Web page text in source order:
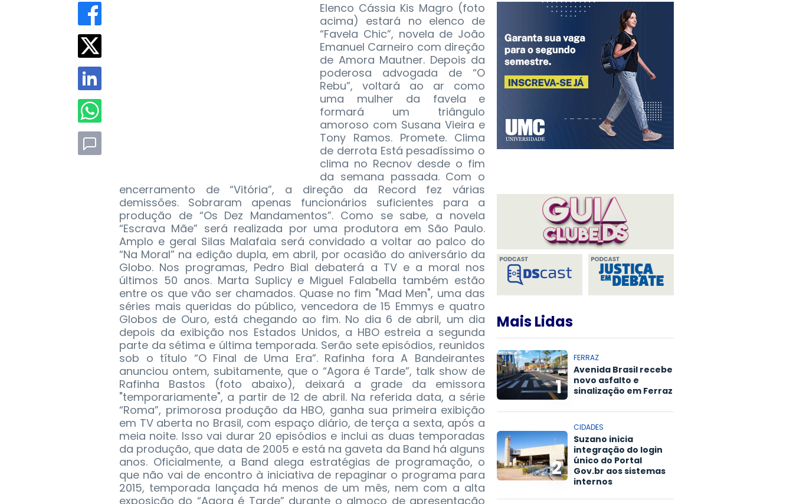
Elenco Cássia Kis Magro (foto
acima) estará no elenco de
“Favela Chic”, novela de João
Emanuel Carneiro com direção
de Amora Mautner. Depois da
poderosa advogada de “O
Rebu”, voltará ao ar como
uma mulher da favela e
formará um triângulo
amoroso com Susana Vieira e
Tony Ramos. Promete. Clima
de derrota Está pesadíssimo o
clima no Recnov desde o fim
da semana passada. Com o
encerramento de “Vitória”, a direção da Record fez várias
demissões. Sobraram apenas funcionários suficientes para a
produção de “Os Dez Mandamentos”. Como se sabe, a novela
“Escrava Mãe” será realizada por uma produtora em São Paulo.
Amplo e geral Silas Malafaia será convidado a voltar ao palco do
“Na Moral” na edição dupla, em abril, por ocasião do aniversário da
Globo. Nos programas, Pedro Bial debaterá a TV e a moral nos
últimos 50 anos. Marta Suplicy e Miguel Falabella também estão
entre os que vão ser chamados. Quase no fim "Mad Men", uma das
séries mais queridas do público, vencedora de 15 Emmys e quatro
Globos de Ouro, está chegando ao fim. No dia 6 de abril, um dia
depois da exibição nos Estados Unidos, a HBO estreia a segunda
parte da sétima e última temporada. Serão sete episódios, reunidos
sob o título “O Final de Uma Era”. Rafinha fora A Bandeirantes
anunciou ontem, subitamente, que o “Agora é Tarde”, talk show de
Rafinha Bastos (foto abaixo), deixará a grade da emissora
"temporariamente", a partir de 12 de abril. Na referida data, a série
“Roma”, primorosa produção da HBO, ganha sua primeira exibição
em TV aberta no Brasil, com espaço diário, de terça a sexta, após a
meia noite. Isso vai durar 20 episódios e inclui as duas temporadas
da produção, que data de 2005 e está na gaveta da Band há alguns
anos. Oficialmente, a Band alega estratégias de programação, o
que não vai de encontro à iniciativa de repaginar o programa para
2015, temporada lançada há menos de um mês, nem com a alta
exposição do “Agora é Tarde” durante o almoço de apresentação
Mais Lidas
1
FERRAZ
Avenida Brasil recebe
novo asfalto e
sinalização em Ferraz
2
CIDADES
Suzano inicia
integração do login
único do Portal
Gov.br aos sistemas
internos